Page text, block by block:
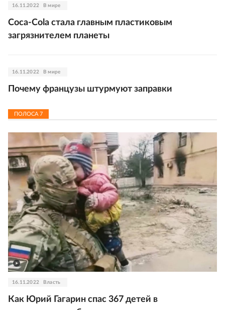
16.11.2022 В мире
Coca-Cola стала главным пластиковым
загрязнителем планеты
16.11.2022 В мире
Почему французы штурмуют заправки
ПОЛОСА 7
16.11.2022 Власть
Как Юрий Гагарин спас 367 детей в